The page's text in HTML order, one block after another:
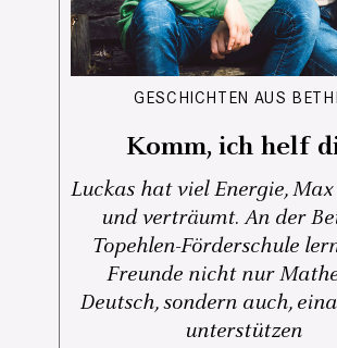
GESCHICHTEN AUS
Komm, ich helf
Luckas hat viel Energie,
und verträumt. An der
Topehlen-Förderschule
Freunde nicht nur
Deutsch, sondern auch,
unterstützen